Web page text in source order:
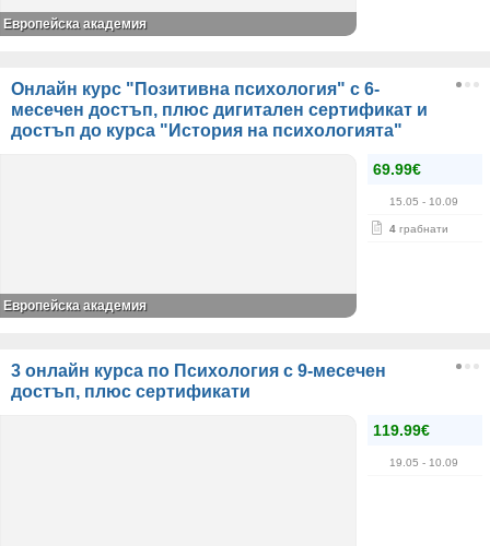
Европейска академия
Онлайн курс "Позитивна психология" с 6-
месечен достъп, плюс дигитален сертификат и
достъп до курса "История на психологията"
69.99€
15.05 - 10.09
4 грабнати
Европейска академия
3 онлайн курса по Психология с 9-месечен
достъп, плюс сертификати
119.99€
19.05 - 10.09